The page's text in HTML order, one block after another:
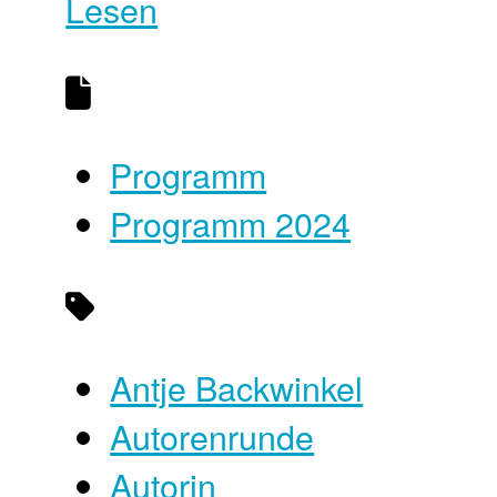
Programm
Programm 2024
Antje Backwinkel
Autorenrunde
Autorin